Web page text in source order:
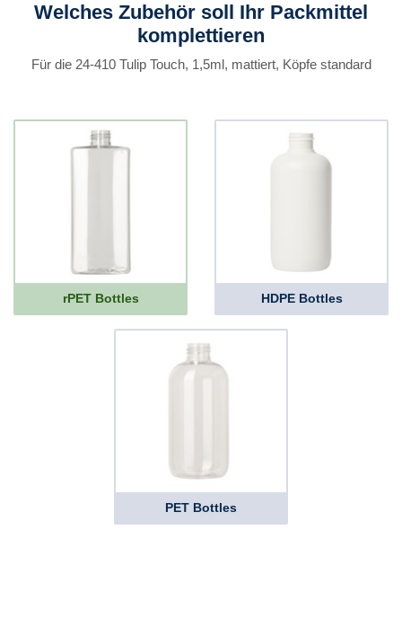
Welches Zubehör soll Ihr Packmittel
komplettieren
Für die 24-410 Tulip Touch, 1,5ml, mattiert, Köpfe standard
rPET Bottles HDPE Bottles
PET Bottles